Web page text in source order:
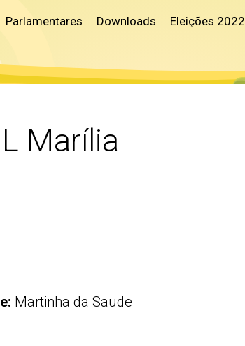
Parlamentares Downloads Eleições 2022
Marília
Martinha da Saude